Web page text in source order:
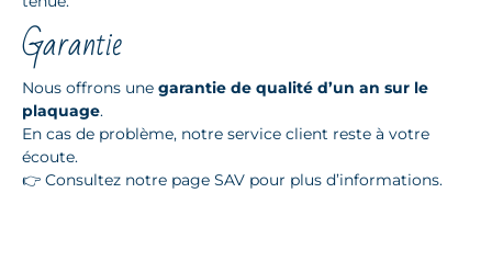
Garantie
Nous offrons une garantie de qualité d’un an sur le
plaquage.
En cas de problème, notre service client reste à votre
écoute.
👉 Consultez notre page SAV pour plus d’informations.